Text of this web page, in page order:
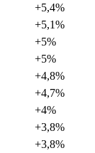
+5,4%
+5,1%
+5%
+5%
+4,8%
+4,7%
+4%
+3,8%
+3,8%